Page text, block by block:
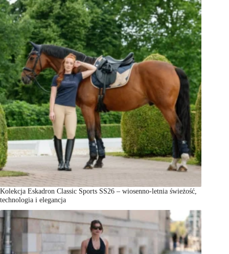
Kolekcja Eskadron Classic Sports SS26 – wiosenno-letnia świeżość,
technologia i elegancja